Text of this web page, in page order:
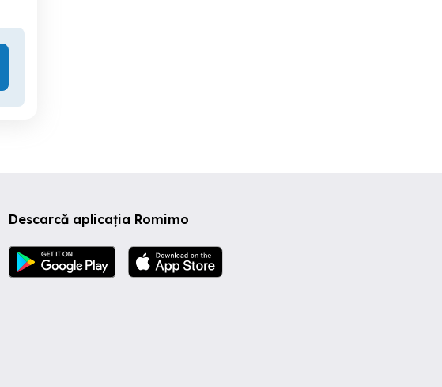
Descarcă aplicația Romimo